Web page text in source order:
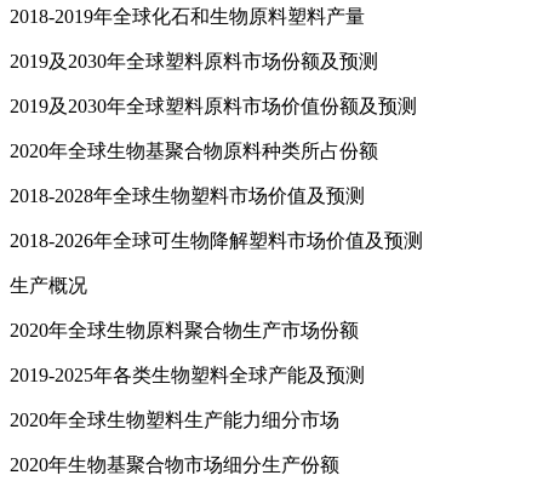
2018-2019年全球化石和生物原料塑料产量
2019及2030年全球塑料原料市场份额及预测
2019及2030年全球塑料原料市场价值份额及预测
2020年全球生物基聚合物原料种类所占份额
2018-2028年全球生物塑料市场价值及预测
2018-2026年全球可生物降解塑料市场价值及预测
生产概况
2020年全球生物原料聚合物生产市场份额
2019-2025年各类生物塑料全球产能及预测
2020年全球生物塑料生产能力细分市场
2020年生物基聚合物市场细分生产份额